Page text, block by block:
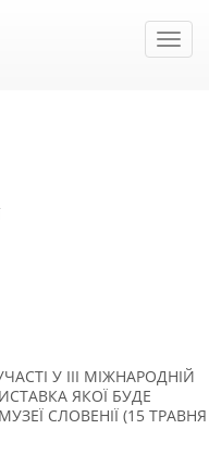
Toggle
У III МІЖНАРОДНІЙ
ЯКОЇ БУДЕ
СЛОВЕНІЇ (15 ТРАВНЯ